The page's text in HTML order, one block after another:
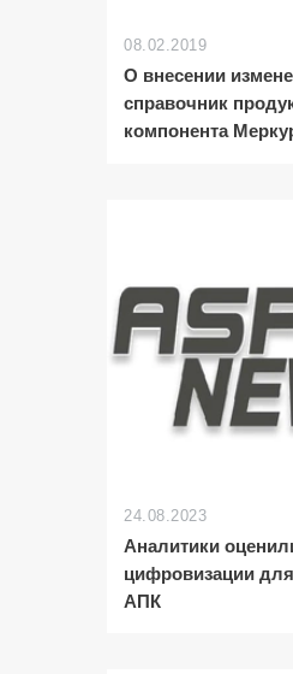
08.02.2019
О внесении
справочник
компонента
24.08.2023
Аналитики
цифровизации
АПК